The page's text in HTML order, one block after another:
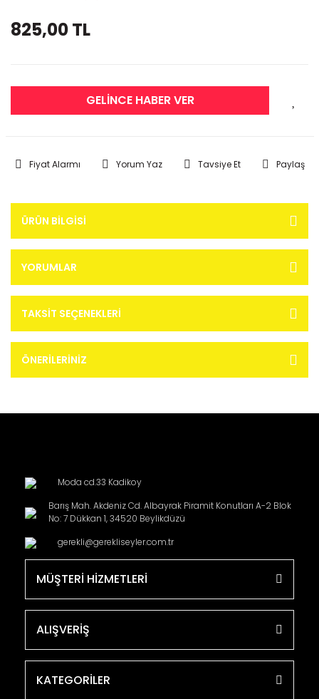
825,00 TL
GELİNCE HABER VER
Fiyat Alarmı Yorum Yaz Tavsiye Et Paylaş
ÜRÜN BILGISI
YORUMLAR
TAKSIT SEÇENEKLERI
ÖNERILERINIZ
Moda cd.33 Kadikoy
Barış Mah. Akdeniz Cd. Albayrak Piramit Konutları A-2 Blok
No: 7 Dükkan 1, 34520 Beylikdüzü
gerekli@gerekliseyler.com.tr
MÜŞTERİ HİZMETLERİ
ALIŞVERİŞ
KATEGORİLER